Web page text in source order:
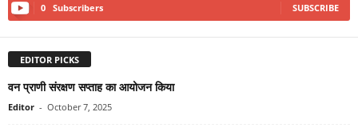
0 Subscribers SUBSCRIBE
EDITOR PICKS
वन प्राणी संरक्षण सप्ताह का आयोजन किया
Editor - October 7, 2025